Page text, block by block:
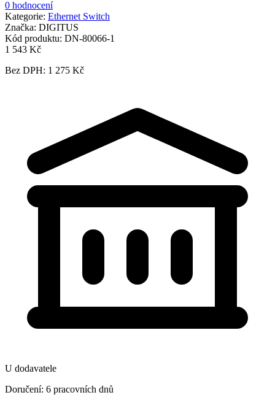
0 hodnocení
Kategorie: Ethernet Switch
Značka: DIGITUS
Kód produktu: DN-80066-1
1 543 Kč
Bez DPH: 1 275 Kč
U dodavatele
Doručení: 6 pracovních dnů